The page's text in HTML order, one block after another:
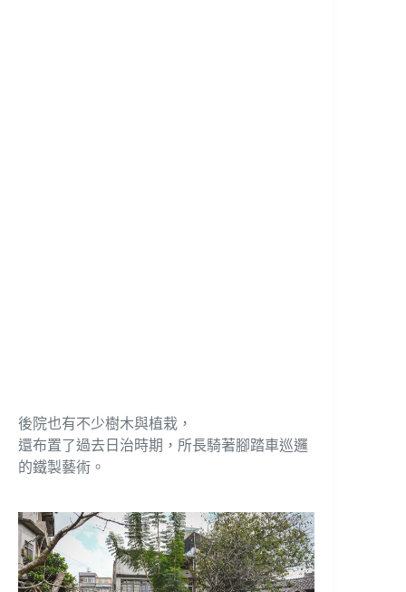
後院也有不少樹木與植栽，
還布置了過去日治時期，所長騎著腳踏車巡邏
的鐵製藝術。